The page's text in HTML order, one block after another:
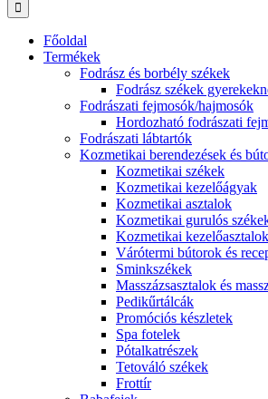
Főoldal
Termékek
Fodrász és borbély székek
Fodrász székek
Fodrászati fejmosók/hajmosók
Hordozható fodrászati
Fodrászati lábtartók
Kozmetikai berendezések és
Kozmetikai székek
Kozmetikai kezelőágyak
Kozmetikai asztalok
Kozmetikai gurulós
Kozmetikai kezelőasztalok
Várótermi bútorok és
Sminkszékek
Masszázsasztalok és
Pedikűrtálcák
Promóciós készletek
Spa fotelek
Pótalkatrészek
Tetováló székek
Frottír